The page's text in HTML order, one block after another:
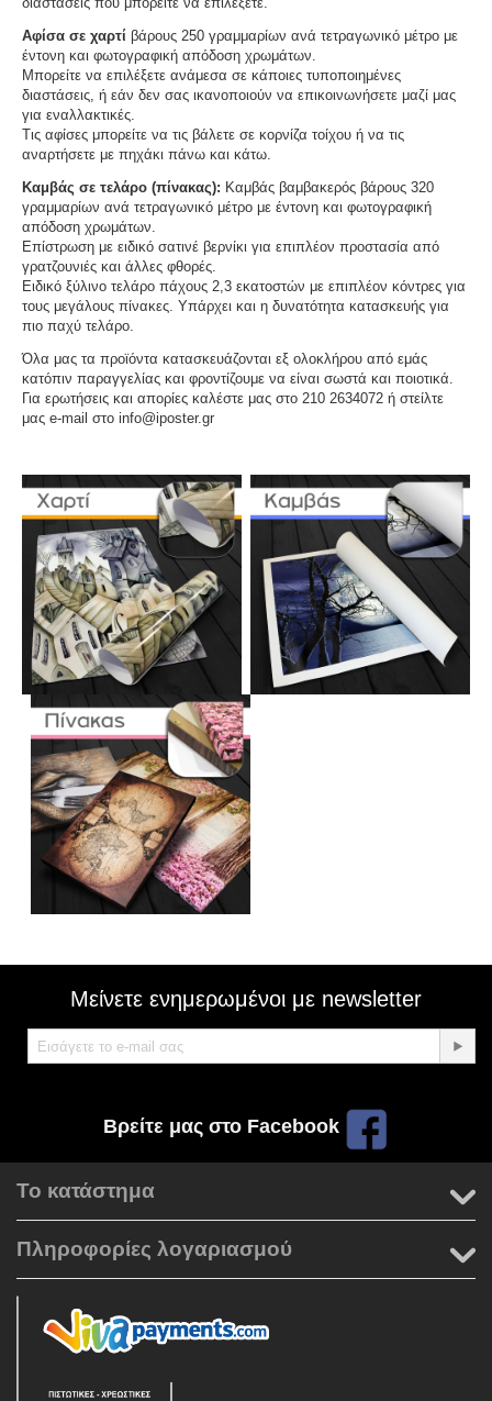
Αφίσα σε χαρτί βάρους 250 γραμμαρίων ανά τετραγωνικό μέτρο με
έντονη και φωτογραφική απόδοση χρωμάτων.
Μπορείτε να επιλέξετε ανάμεσα σε κάποιες τυποποιημένες
διαστάσεις, ή εάν δεν σας ικανοποιούν να επικοινωνήσετε μαζί μας
για εναλλακτικές.
Τις αφίσες μπορείτε να τις βάλετε σε κορνίζα τοίχου ή να τις
αναρτήσετε με πηχάκι πάνω και κάτω.
Καμβάς σε τελάρο (πίνακας): Καμβάς βαμβακερός βάρους 320
γραμμαρίων ανά τετραγωνικό μέτρο με έντονη και φωτογραφική
απόδοση χρωμάτων.
Επίστρωση με ειδικό σατινέ βερνίκι για επιπλέον προστασία από
γρατζουνιές και άλλες φθορές.
Ειδικό ξύλινο τελάρο πάχους 2,3 εκατοστών με επιπλέον κόντρες για
τους μεγάλους πίνακες. Υπάρχει και η δυνατότητα κατασκευής για
πιο παχύ τελάρο.
Όλα μας τα προϊόντα κατασκευάζονται εξ ολοκλήρου από εμάς
κατόπιν παραγγελίας και φροντίζουμε να είναι σωστά και ποιοτικά.
Για ερωτήσεις και απορίες καλέστε μας στο 210 2634072 ή στείλτε
μας e-mail στο info@iposter.gr
Μείνετε ενημερωμένοι με newsletter
Βρείτε μας στο Facebook
Το κατάστημα
Πληροφορίες λογαριασμού